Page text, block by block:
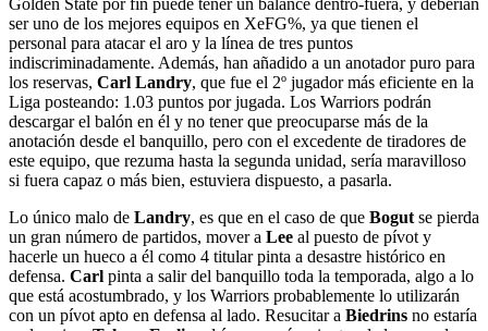
Golden State por fin puede tener un balance dentro-fuera, y deberían
ser uno de los mejores equipos en XeFG%, ya que tienen el
personal para atacar el aro y la línea de tres puntos
indiscriminadamente. Además, han añadido a un anotador puro para
los reservas, Carl Landry, que fue el 2º jugador más eficiente en la
Liga posteando: 1.03 puntos por jugada. Los Warriors podrán
descargar el balón en él y no tener que preocuparse más de la
anotación desde el banquillo, pero con el excedente de tiradores de
este equipo, que rezuma hasta la segunda unidad, sería maravilloso
si fuera capaz o más bien, estuviera dispuesto, a pasarla.
Lo único malo de Landry, es que en el caso de que Bogut se pierda
un gran número de partidos, mover a Lee al puesto de pívot y
hacerle un hueco a él como 4 titular pinta a desastre histórico en
defensa. Carl pinta a salir del banquillo toda la temporada, algo a lo
que está acostumbrado, y los Warriors probablemente lo utilizarán
con un pívot apto en defensa al lado. Resucitar a Biedrins no estaría